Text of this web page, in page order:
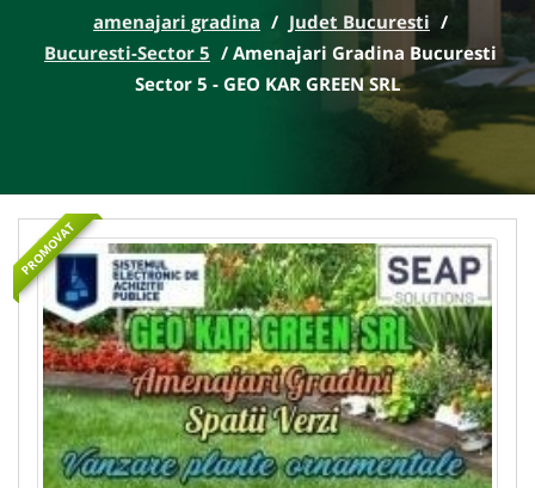
amenajari gradina / Judet Bucuresti /
Bucuresti-Sector 5 / Amenajari Gradina Bucuresti
Sector 5 - GEO KAR GREEN SRL
PROMOVAT